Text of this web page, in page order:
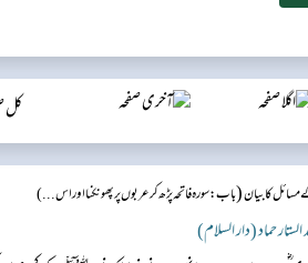
کل
کا بیان(باب : سورہ فاتحہ پڑھ کر عربوں پر پھونکنا اور اس...)
حماد (دار السلام)